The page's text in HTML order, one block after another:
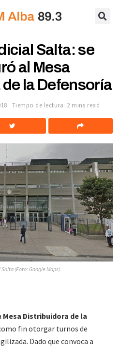
Salta: se
al Mesa
la Defensoría
Tiempo de lectura: 2 mins read
(Foto: Google Maps)
Mesa Distribuidora de la
fin otorgar turnos de
Dado que convoca a